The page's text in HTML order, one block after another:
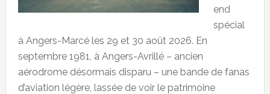
end
spécial
à Angers-Marcé les 29 et 30 août 2026. En
septembre 1981, à Angers-Avrillé – ancien
aérodrome désormais disparu – une bande de fanas
d’aviation légère, lassée de voir le patrimoine